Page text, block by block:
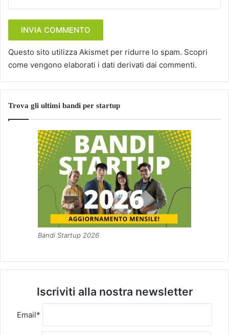
Questo sito utilizza Akismet per ridurre lo spam. Scopri
come vengono elaborati i dati derivati dai commenti.
Trova gli ultimi bandi per startup
Bandi Startup 2026
Iscriviti alla nostra newsletter
Email*